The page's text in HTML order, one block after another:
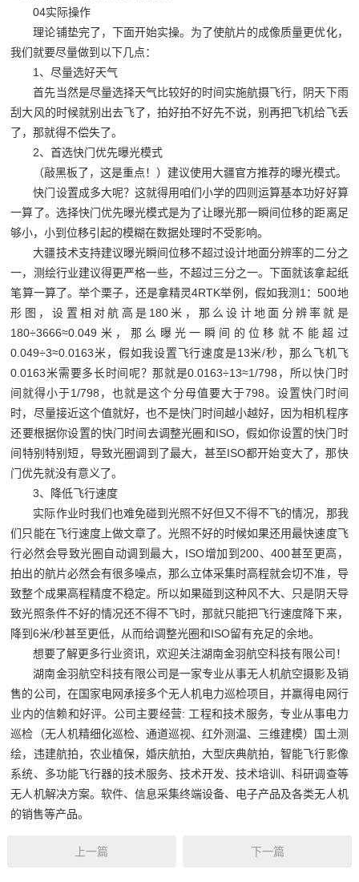
04实际操作
理论铺垫完了，下面开始实操。为了使航片的成像质量更优化，
我们就要尽量做到以下几点：
1、尽量选好天气
首先当然是尽量选择天气比较好的时间实施航摄飞行，阴天下雨
刮大风的时候就别出去飞了，拍好拍不好先不说，别再把飞机给飞丢
了，那就得不偿失了。
2、首选快门优先曝光模式
（敲黑板了，这是重点！）建议使用大疆官方推荐的曝光模式。
快门设置成多大呢？这就得用咱们小学的四则运算基本功好好算
一算了。选择快门优先曝光模式是为了让曝光那一瞬间位移的距离足
够小，小到位移引起的模糊在数据处理时不受影响。
大疆技术支持建议曝光瞬间位移不超过设计地面分辨率的二分之
一，测绘行业建议得更严格一些，不超过三分之一。下面就该拿起纸
笔算一算了。举个栗子，还是拿精灵4RTK举例，假如我测 1：500地
形图，设置相对航高是 180米，那么设计地面分辨率就是
180÷3666≈0.049 米，那么曝光一瞬间的位移就不能超过
0.049÷3≈0.0163米，假如我设置飞行速度是13米/秒，那么飞机飞
0.0163米需要多长时间呢？那就是0.0163÷13≈1/798 ，所以快门时
间就得小于1/798 ，也就是这个分母值要大于798。设置快门时间
时，尽量接近这个值就好，也不是快门时间越小越好，因为相机程序
还要根据你设置的快门时间去调整光圈和ISO，假如你设置的快门时
间特别特别短，导致光圈调到了最大，甚至ISO都开始变大了，那快
门优先就没有意义了。
3、降低飞行速度
实际作业时我们也难免碰到光照不好但又不得不飞的情况，那我
们只能在飞行速度上做文章了。光照不好的时候如果还用最快速度飞
行必然会导致光圈自动调到最大， ISO增加到200、400甚至更高，
拍出的航片必然会有很多噪点，那么立体采集时高程就会切不准，导
致整个成果高程精度不稳定。所以如果碰到这种风不大、只是阴天导
致光照条件不好的情况还不得不飞时，那就只能把飞行速度降下来，
降到6米/秒甚至更低，从而给调整光圈和ISO留有充足的余地。
想要了解更多行业资讯，欢迎关注湖南金羽航空科技有限公司！
湖南金羽航空科技有限公司是一家专业从事无人机航空摄影及销
售的公司，在国家电网承接多个无人机电力巡检项目，并赢得电网行
业内的信赖和好评。公司主要经营: 工程和技术服务，专业从事电力
巡检（无人机精细化巡检、通道巡视、红外测温、三维建模）国土测
绘，违建航拍，农业植保，婚庆航拍，大型庆典航拍，智能飞行影像
系统、多功能飞行器的技术服务、技术开发、技术培训、科研调查等
无人机解决方案。软件、信息采集终端设备、电子产品及各类无人机
的销售等产品。
上一篇 下一篇